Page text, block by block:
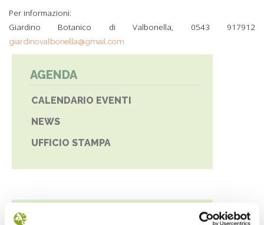
Per informazioni:
Giardino Botanico di Valbonella, 0543 917912
giardinovalbonella@gmail.com
AGENDA
CALENDARIO EVENTI
NEWS
UFFICIO STAMPA